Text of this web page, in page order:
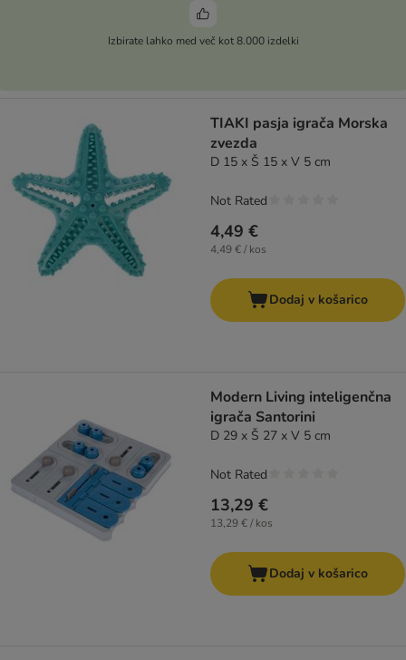
Izbirate lahko med več kot 8.000 izdelki
TIAKI pasja igrača Morska
zvezda
D 15 x Š 15 x V 5 cm
4,49 €
4,49 € / kos
Not Rated
Dodaj v košarico
Modern Living inteligenčna
igrača Santorini
D 29 x Š 27 x V 5 cm
13,29 €
13,29 € / kos
Not Rated
Dodaj v košarico